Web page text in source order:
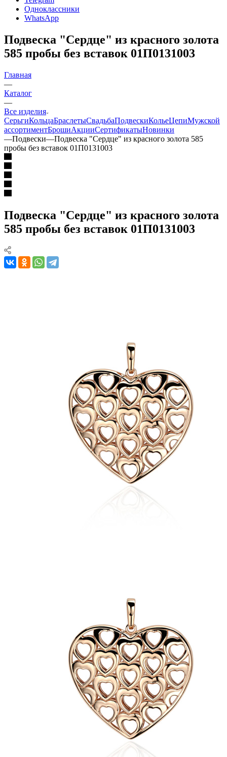
Одноклассники
WhatsApp
Подвеска "Сердце" из красного золота
585 пробы без вставок 01П0131003
Главная
—
Каталог
—
Все изделия
СерьгиКольцаБраслетыСвадьбаПодвескиКольеЦепиМужской
ассортиментБрошиАкцииСертификатыНовинки
—Подвески—Подвеска "Сердце" из красного золота 585
пробы без вставок 01П0131003
Подвеска "Сердце" из красного золота
585 пробы без вставок 01П0131003